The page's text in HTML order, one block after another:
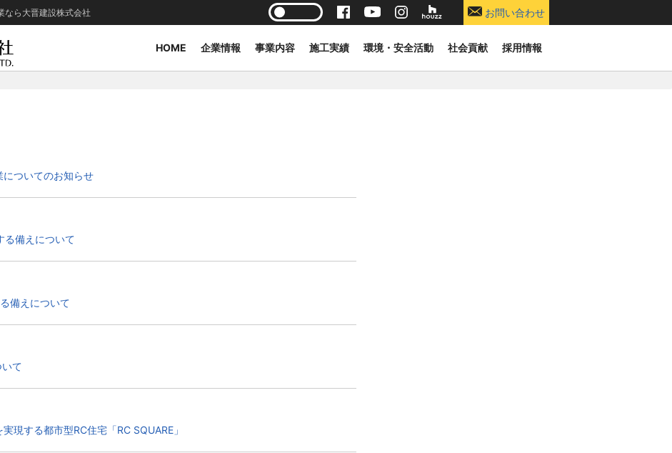
なら大晋建設株式会社 お問い合わせ
HOME 企業情報 事業内容 施工実績 環境・安全活動 社会貢献 採用情報
ついてのお知らせ
る備えについて
備えについて
て
現する都市型RC住宅「RC SQUARE」